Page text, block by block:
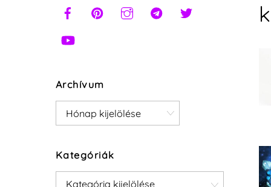
Archívum
Archívum
Kategóriák
Kategóriák